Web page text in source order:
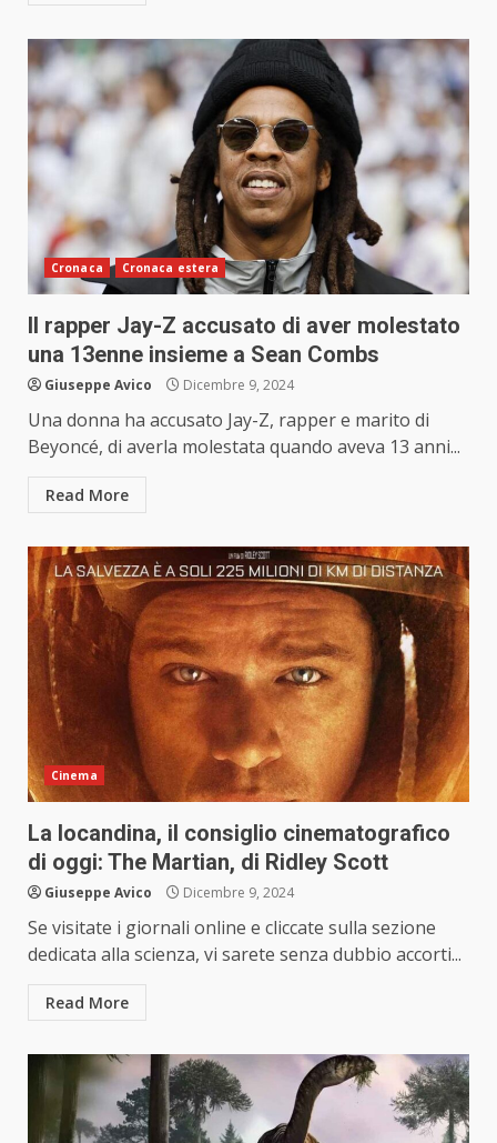
Cronaca Cronaca estera
Il rapper Jay-Z accusato di aver molestato
una 13enne insieme a Sean Combs
Giuseppe Avico Dicembre 9, 2024
Una donna ha accusato Jay-Z, rapper e marito di
Beyoncé, di averla molestata quando aveva 13 anni...
Read More
Cinema
La locandina, il consiglio cinematografico
di oggi: The Martian, di Ridley Scott
Giuseppe Avico Dicembre 9, 2024
Se visitate i giornali online e cliccate sulla sezione
dedicata alla scienza, vi sarete senza dubbio accorti...
Read More